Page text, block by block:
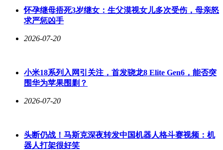
怀孕继母捂死3岁继女：生父漠视女儿多次受伤，母亲怒
求严惩凶手
2026-07-20
小米18系列入网引关注，首发骁龙8 Elite Gen6，能否突
围华为苹果围剿？
2026-07-20
头断仍战！马斯克深夜转发中国机器人格斗赛视频：机
器人打架很好笑